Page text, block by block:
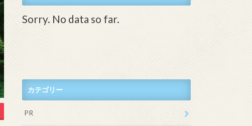
Sorry. No data so far.
カテゴリー
PR